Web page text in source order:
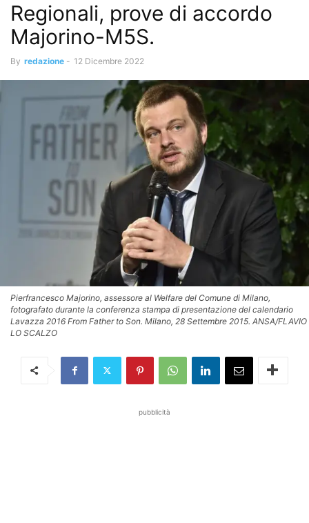
Regionali, prove di accordo
Majorino-M5S.
By redazione - 12 Dicembre 2022
Pierfrancesco Majorino, assessore al Welfare del Comune di Milano,
fotografato durante la conferenza stampa di presentazione del calendario
Lavazza 2016 From Father to Son. Milano, 28 Settembre 2015. ANSA/FLAVIO
LO SCALZO
pubblicità